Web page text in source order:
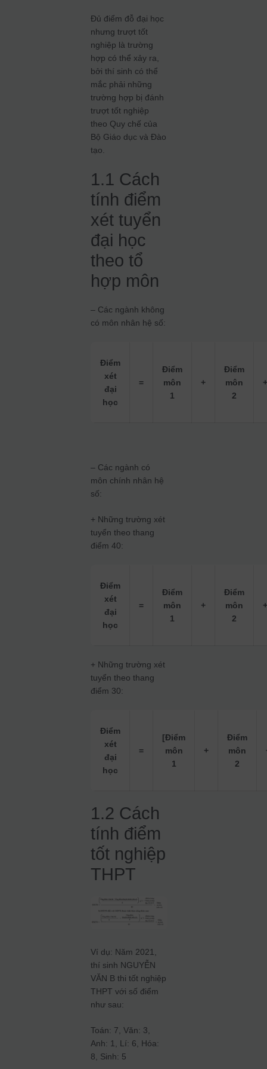
Đủ điểm đỗ đại học
nhưng trượt tốt
nghiệp là trường
hợp có thể xảy ra,
bởi thí sinh có thể
mắc phải những
trường hợp bị đánh
trượt tốt nghiệp
theo Quy chế của
Bộ Giáo dục và Đào
tạo.
1.1 Cách
tính điểm
xét tuyển
đại học
theo tổ
hợp môn
– Các ngành không
có môn nhân hệ số:
Điểm
xét
đại
học
=
Điểm
môn
1
+
Điểm
môn
2
– Các ngành có
môn chính nhân hệ
số:
+ Những trường xét
tuyển theo thang
điểm 40:
Điểm
xét
đại
học
=
Điểm
môn
1
+
Điểm
môn
2
+ Những trường xét
tuyển theo thang
điểm 30:
Điểm
xét
đại
học
=
[Điểm
môn
1
+
Điểm
môn
2
1.2 Cách
tính điểm
tốt nghiệp
THPT
Ví dụ: Năm 2021,
thí sinh NGUYỄN
VĂN B thi tốt nghiệp
THPT với số điểm
như sau:
Toán: 7, Văn: 3,
Anh: 1, Lí: 6, Hóa:
8, Sinh: 5